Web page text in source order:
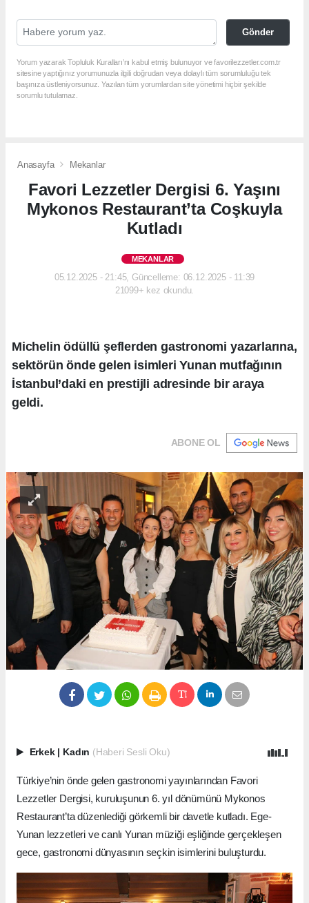
Gönder
Yorum yazarak Topluluk Kuralları’nı kabul etmiş bulunuyor ve favorilezzetler.com.tr
sitesine yaptığınız yorumunuzla ilgili doğrudan veya dolaylı tüm sorumluluğu tek
başınıza üstleniyorsunuz. Yazılan tüm yorumlardan site yönetimi hiçbir şekilde
sorumlu tutulamaz.
Anasayfa Mekanlar
Favori Lezzetler Dergisi 6. Yaşını
Mykonos Restaurant’ta Coşkuyla
Kutladı
MEKANLAR
05.12.2025 - 21:45, Güncelleme: 06.12.2025 - 11:39
21099+ kez okundu.
Michelin ödüllü şeflerden gastronomi yazarlarına,
sektörün önde gelen isimleri Yunan mutfağının
İstanbul’daki en prestijli adresinde bir araya
geldi.
ABONE OL
Erkek Kadın (Haberi Sesli Oku)
Türkiye’nin önde gelen gastronomi yayınlarından Favori
Lezzetler Dergisi, kuruluşunun 6. yıl dönümünü Mykonos
Restaurant’ta düzenlediği görkemli bir davetle kutladı. Ege-
Yunan lezzetleri ve canlı Yunan müziği eşliğinde gerçekleşen
gece, gastronomi dünyasının seçkin isimlerini buluşturdu.